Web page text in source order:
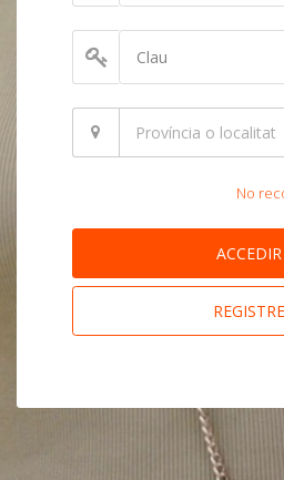
No
ACCEDIR
REGISTRE